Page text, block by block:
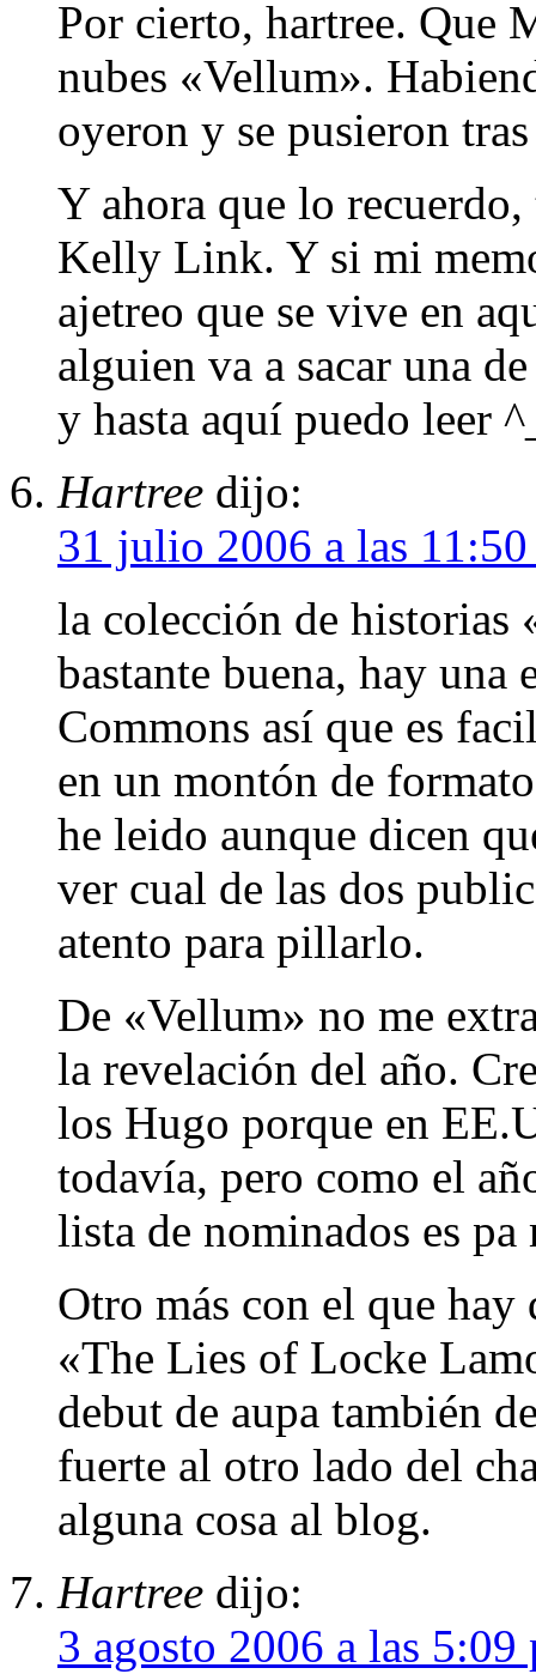
Por cierto, hartree. Que
nubes «Vellum».
oyeron y se pusieron
Y ahora que lo
Kelly Link. Y si mi
ajetreo que se vive en
alguien va a sacar una
y hasta aquí puedo leer
Hartree dijo:
31 julio 2006 a las
la colección de historias
bastante buena, hay
Commons así que es
en un montón de
he leido aunque dicen
ver cual de las dos
atento para pillarlo.
De «Vellum» no me
la revelación del año.
los Hugo porque en
todavía, pero como el
lista de nominados es pa
Otro más con el que hay
«The Lies of Locke
debut de aupa también
fuerte al otro lado del
alguna cosa al blog.
Hartree dijo:
3 agosto 2006 a las 5:09